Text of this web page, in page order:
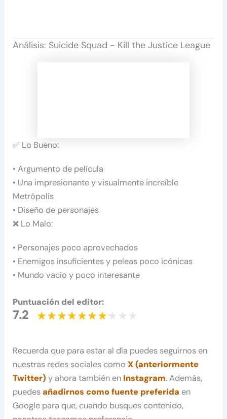
Análisis: Suicide Squad - Kill the Justice League
✅ Lo Bueno:
• Argumento de película
• Una impresionante y visualmente increíble
Metrópolis
• Diseño de personajes
❌ Lo Malo:
• Personajes poco aprovechados
• Enemigos insuficientes y peleas poco icónicas
• Mundo vacío y poco interesante
Puntuación del editor:
7.2
Recuerda que para estar al día puedes seguirnos en
nuestras redes sociales comoX (anteriormente
Twitter) y ahora también en Instagram. Además,
puedesañadirnos como fuente preferida en
Google para que, cuando busques contenido,